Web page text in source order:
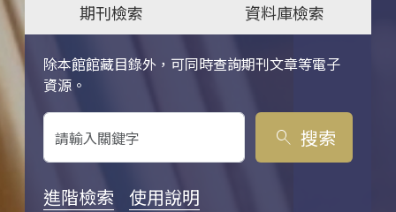
期刊檢索
資料庫檢索
除本館館藏目錄外，可同時查詢期刊文章等電子
資源。
關鍵字搜尋
search 搜索
進階檢索 使用說明